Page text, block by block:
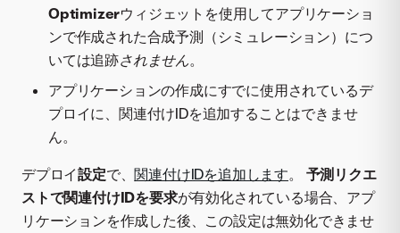
Optimizerウィジェットを使用してアプリケーショ
ンで作成された合成予測（シミュレーション）につ
いては追跡されません。
アプリケーションの作成にすでに使用されているデ
プロイに、関連付けIDを追加することはできませ
ん。
デプロイ設定で、関連付けIDを追加します。 予測リクエ
ストで関連付けIDを要求が有効化されている場合、アプ
リケーションを作成した後、この設定は無効化できませ